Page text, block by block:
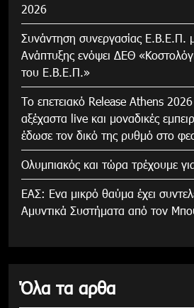
2026
Συνάντηση συνεργασίας Ε.Β.Ε.Π.
Ανάπτυξης ενόψει ΔΕΘ
του Ε.Β.Ε.Π.»
Το επετειακό Release Athens 2026
αξέχαστα live και μοναδικές
έδωσε τον δικό της ρυθμό στο
Ολυμπιακός και τώρα τρέχουμε
ΕΑΣ: Ενα μικρό θαύμα έχει
Αμυντικά Συστήματα από τον
Όλα τα αρθα